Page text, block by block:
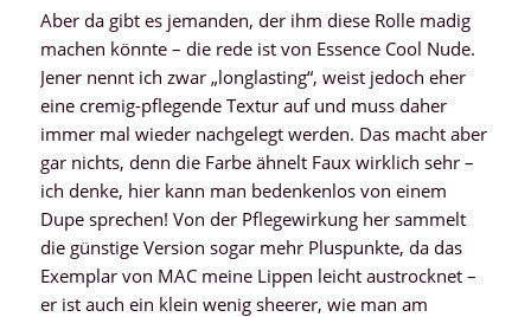
Aber da gibt es jemanden, der ihm diese Rolle madig
machen könnte – die rede ist von Essence Cool Nude.
Jener nennt ich zwar „longlasting“, weist jedoch eher
eine cremig-pflegende Textur auf und muss daher
immer mal wieder nachgelegt werden. Das macht aber
gar nichts, denn die Farbe ähnelt Faux wirklich sehr –
ich denke, hier kann man bedenkenlos von einem
Dupe sprechen! Von der Pflegewirkung her sammelt
die günstige Version sogar mehr Pluspunkte, da das
Exemplar von MAC meine Lippen leicht austrocknet –
er ist auch ein klein wenig sheerer, wie man am